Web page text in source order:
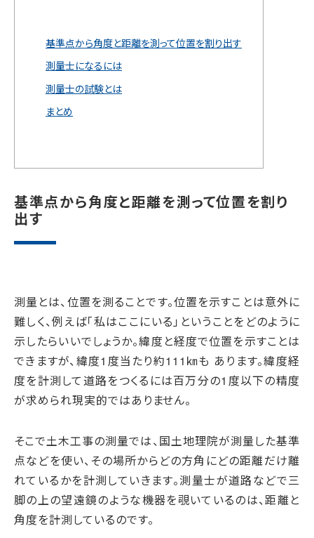
基準点から角度と距離を測って位置を割り出す
測量士になるには
測量士の試験とは
まとめ
基準点から角度と距離を測って位置を割り
出す
測量とは、位置を測ることです。位置を示すことは意外に
難しく、例えば「私はここにいる」ということをどのように
示したらいいでしょうか。緯度と経度で位置を示すことは
できますが、緯度1度当たり約111㎞も あります。緯度経
度を計測して道路をつくるには百万分の1度以下の精度
が求められ現実的ではありません。
そこで土木工事の測量では、国土地理院が測量した基準
点などを使い、その場所からどの方角にどの距離だけ離
れているかを計測していきます。測量士が道路などで三
脚の上の望遠鏡のような機器を覗いているのは、距離と
角度を計測しているのです。